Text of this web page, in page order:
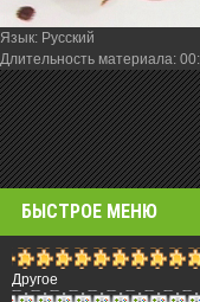
Язык: Русский
Длительность материала:
БЫСТРОЕ МЕНЮ
Другое